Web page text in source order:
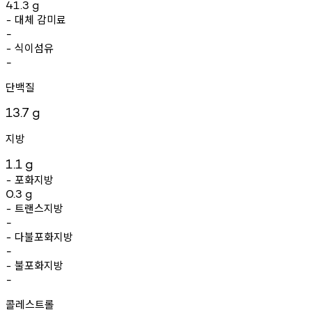
41.3 g
- 대체 감미료
-
- 식이섬유
-
단백질
13.7 g
지방
1.1 g
- 포화지방
0.3 g
- 트랜스지방
-
- 다불포화지방
-
- 불포화지방
-
콜레스트롤